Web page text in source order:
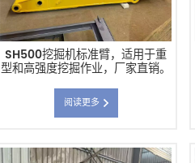
SH500挖掘机标准臂，适用于重
型和高强度挖掘作业，厂家直销。
阅读更多